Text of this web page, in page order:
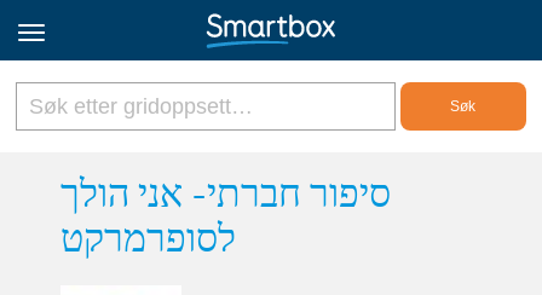
Online Grids
Logg inn
סיפור חברתי- אני הולך
לסופרמרקט